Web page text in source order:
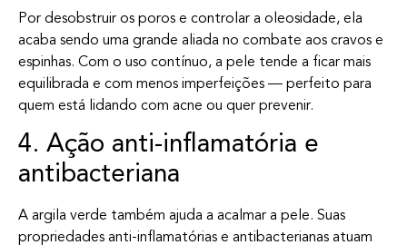
Por desobstruir os poros e controlar a oleosidade, ela
acaba sendo uma grande aliada no combate aos cravos e
espinhas. Com o uso contínuo, a pele tende a ficar mais
equilibrada e com menos imperfeições — perfeito para
quem está lidando com acne ou quer prevenir.
4. Ação anti-inflamatória e
antibacteriana
A argila verde também ajuda a acalmar a pele. Suas
propriedades anti-inflamatórias e antibacterianas atuam